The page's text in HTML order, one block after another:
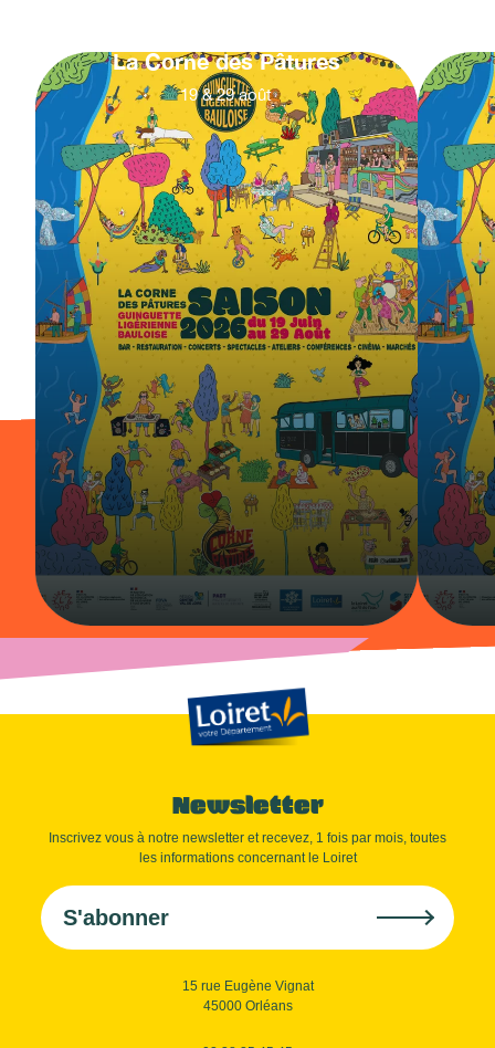
La Corne des Pâtures
19 & 29 août
Newsletter
Inscrivez vous à notre newsletter et recevez, 1 fois par mois, toutes
les informations concernant le Loiret
S'abonner
15 rue Eugène Vignat
45000 Orléans